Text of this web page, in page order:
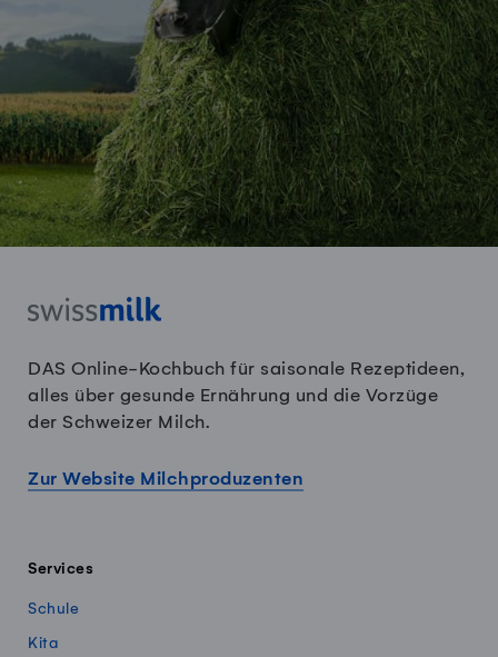
DAS Online-Kochbuch für saisonale Rezeptideen,
alles über gesunde Ernährung und die Vorzüge
der Schweizer Milch.
Zur Website Milchproduzenten
Services
Schule
Kita